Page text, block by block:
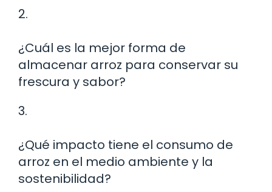
2.
¿Cuál es la mejor forma de
almacenar arroz para conservar su
frescura y sabor?
3.
¿Qué impacto tiene el consumo de
arroz en el medio ambiente y la
sostenibilidad?